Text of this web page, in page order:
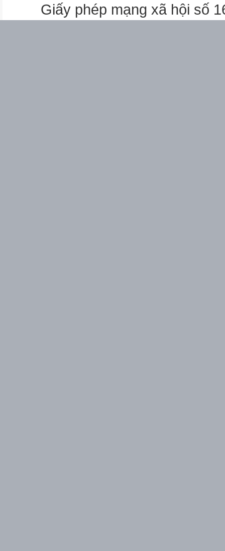
Giấy phép mạng xã hội số